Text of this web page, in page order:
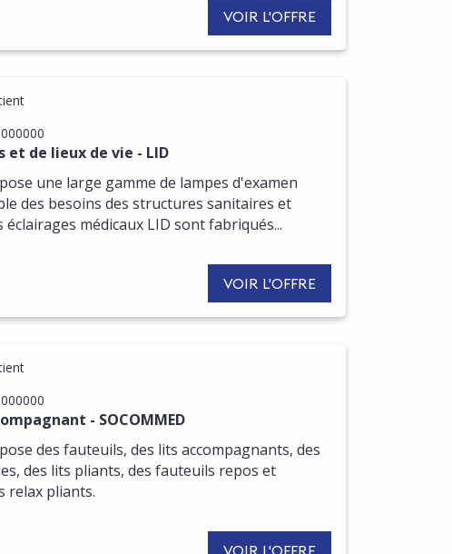
VOIR L'OFFRE
DE CETTE OFFRE
et de lieux de vie - LID
une large gamme de lampes d'examen
des besoins des structures sanitaires et
éclairages médicaux LID sont fabriqués...
VOIR L'OFFRE
DE CETTE OFFRE
- SOCOMMED
des fauteuils, des lits accompagnants, des
des lits pliants, des fauteuils repos et
relax pliants.